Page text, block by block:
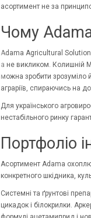
асортимент не за
Чому
Adama Agricultural
а не викликом. Колишній
можна зробити зрозуміло
аграріїв, спираючись на
Для українського
нестабільного ринку
Портфоліо
Асортимент Adama
конкретного шкідника,
Системні та ґрунтові
цикадок і білокрилки.